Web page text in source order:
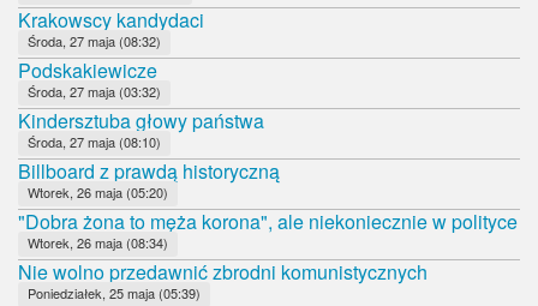
Krakowscy kandydaci
Środa, 27 maja (08:32)
Podskakiewicze
Środa, 27 maja (03:32)
Kindersztuba głowy państwa
Środa, 27 maja (08:10)
Billboard z prawdą historyczną
Wtorek, 26 maja (05:20)
"Dobra żona to męża korona", ale niekoniecznie w polityce
Wtorek, 26 maja (08:34)
Nie wolno przedawnić zbrodni komunistycznych
Poniedziałek, 25 maja (05:39)